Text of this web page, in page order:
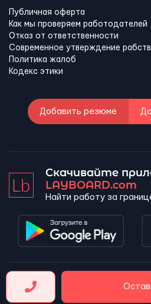
Публичная оферта
Как мы проверяем работодателей
Отказ от ответственности
Современное утверждение
Политика жалоб
Кодекс этики
Добавить резюме
Скачивайте
LAYBOARD.com
Найти работу за
LAYBOARD, SL